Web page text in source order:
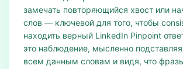
замечать повторяющийся хвост или
слов — ключевой для того, чтобы
находить верный LinkedIn Pinpoint
это наблюдение, мысленно
всем данным словам и видя, что